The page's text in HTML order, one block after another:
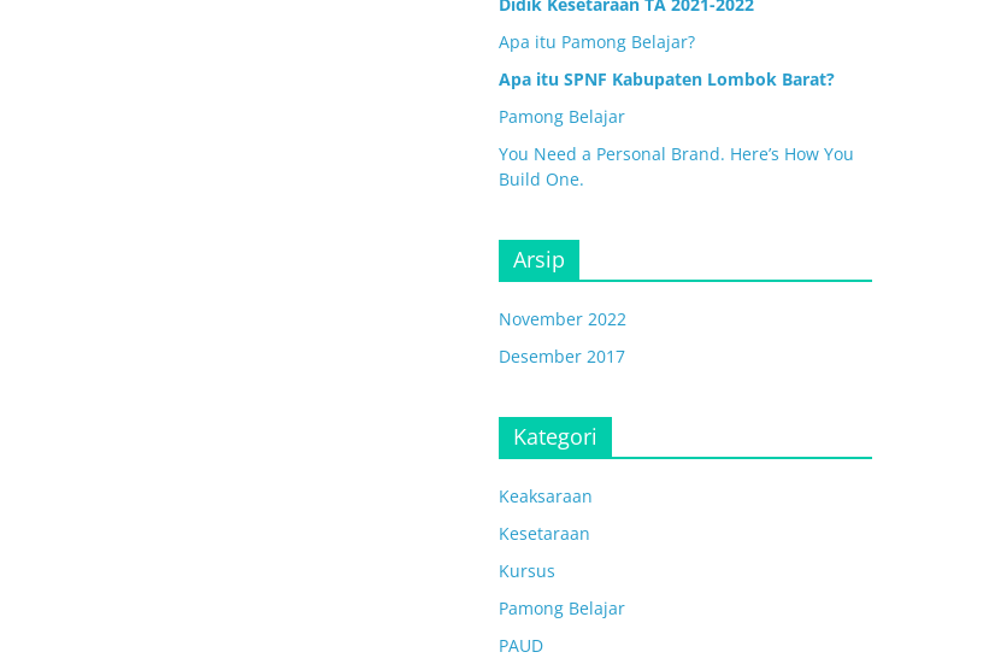
Apa itu Pamong Belajar?
Apa itu SPNF Kabupaten Lombok Barat?
Pamong Belajar
You Need a Personal Brand. Here’s How You
Build One.
Arsip
November 2022
Desember 2017
Kategori
Keaksaraan
Kesetaraan
Kursus
Pamong Belajar
PAUD